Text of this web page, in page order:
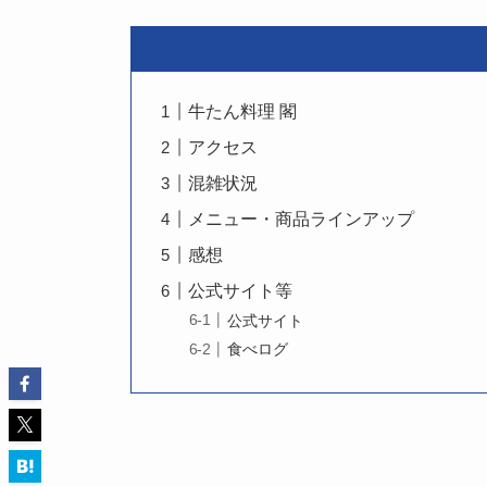
牛たん料理 閣
アクセス
混雑状況
メニュー・商品ラインアップ
感想
公式サイト等
公式サイト
食べログ